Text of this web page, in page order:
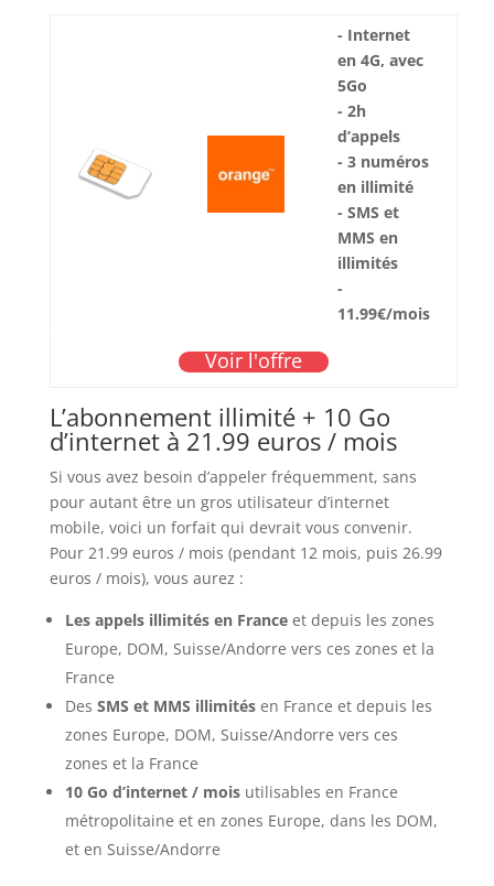
- Internet
en 4G, avec
5Go
- 2h
d’appels
- 3 numéros
en illimité
- SMS et
MMS en
illimités
-
11.99€/mois
Voir l'offre
L’abonnement illimité + 10 Go
d’internet à 21.99 euros / mois
Si vous avez besoin d’appeler fréquemment, sans
pour autant être un gros utilisateur d’internet
mobile, voici un forfait qui devrait vous convenir.
Pour 21.99 euros / mois (pendant 12 mois, puis 26.99
euros / mois), vous aurez :
Les appels illimités en Franceet depuis les zones
Europe, DOM, Suisse/Andorre vers ces zones et la
France
Des SMS et MMS illimitésen France et depuis les
zones Europe, DOM, Suisse/Andorre vers ces
zones et la France
10 Go d’internet / moisutilisables en France
métropolitaine et en zones Europe, dans les DOM,
et en Suisse/Andorre